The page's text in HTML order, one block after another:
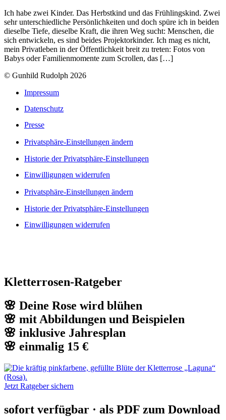
Ich habe zwei Kinder. Das Herbstkind und das Frühlingskind. Zwei
sehr unterschiedliche Persönlichkeiten und doch spüre ich in beiden
dieselbe Tiefe, dieselbe Kraft, die ihren Weg sucht: Menschen, die
sich entwickeln, es sind beides Projektorkinder. Ich mag es nicht,
mein Privatleben in der Öffentlichkeit breit zu treten: Fotos von
Babys oder Familienmomente zum Scrollen, das […]
© Gunhild Rudolph 2026
Impressum
Datenschutz
Presse
Privatsphäre-Einstellungen ändern
Historie der Privatsphäre-Einstellungen
Einwilligungen widerrufen
Privatsphäre-Einstellungen ändern
Historie der Privatsphäre-Einstellungen
Einwilligungen widerrufen
Kletterrosen-Ratgeber
🌸 Deine Rose wird blühen
🌸 mit Abbildungen und Beispielen
🌸 inklusive Jahresplan
🌸 einmalig 15 €
Jetzt Ratgeber sichern
sofort verfügbar · als PDF zum Download